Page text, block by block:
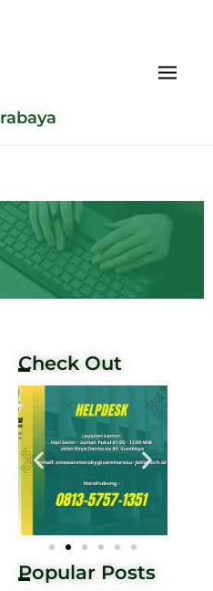
Check Out
Popular Posts